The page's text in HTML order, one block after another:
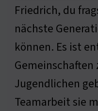
Friedrich, du
nächste
können. Es ist
Jugendlichen
Teamarbeit sie